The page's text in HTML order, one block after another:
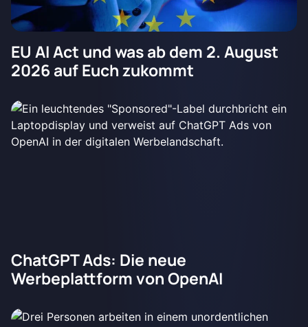
EU AI Act und was ab dem 2. August
2026 auf Euch zukommt
ChatGPT Ads: Die neue
Werbeplattform von OpenAI